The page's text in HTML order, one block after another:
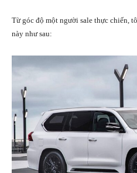
Từ góc độ một người sale thực chiến,
này như sau: